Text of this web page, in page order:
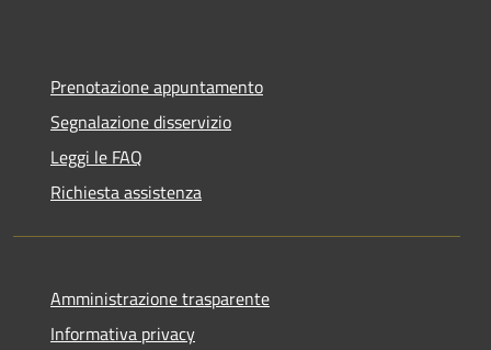
Prenotazione appuntamento
Segnalazione disservizio
Leggi le FAQ
Richiesta assistenza
Amministrazione trasparente
Informativa privacy